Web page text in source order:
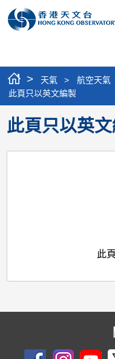
> 天氣 > 航空天氣
此頁只以英文編製
此頁只以英
此